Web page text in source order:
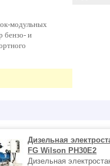
модульных
бензо- и
Дизельная
FG Wilson PH30Е2
Дизельная